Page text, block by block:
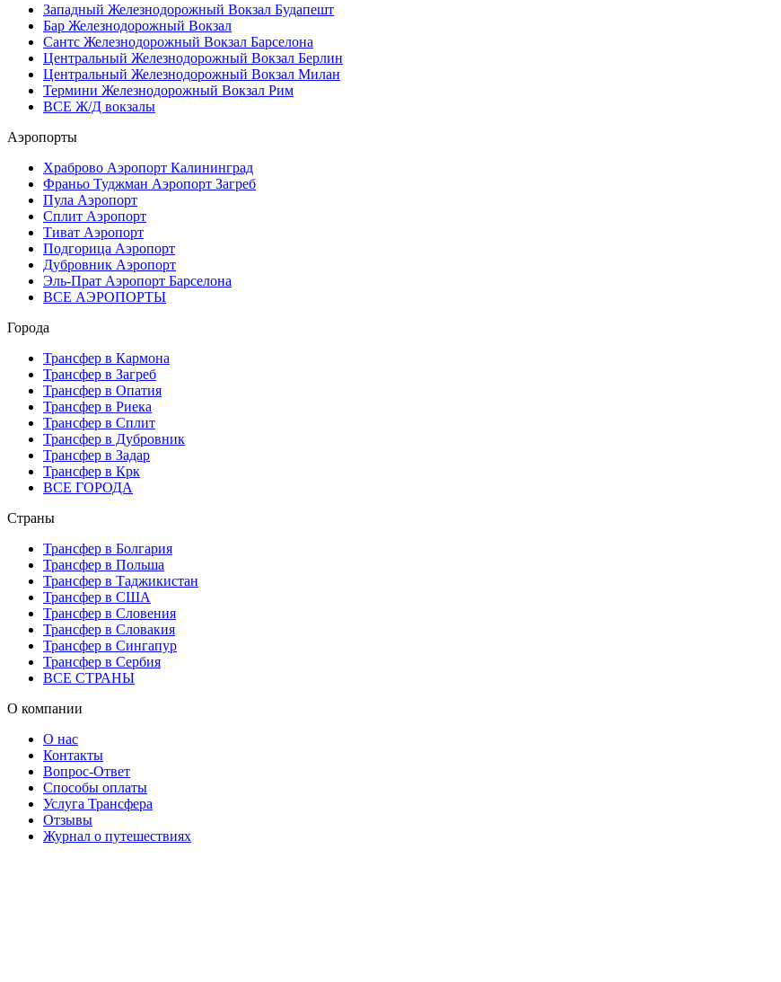
Западный Железнодорожный Вокзал Будапешт
Бар Железнодорожный Вокзал
Сантс Железнодорожный Вокзал Барселона
Центральный Железнодорожный Вокзал Берлин
Центральный Железнодорожный Вокзал Милан
Термини Железнодорожный Вокзал Рим
ВСЕ Ж/Д вокзалы
Аэропорты
Храброво Аэропорт Калининград
Франьо Туджман Аэропорт Загреб
Пула Аэропорт
Сплит Аэропорт
Тиват Аэропорт
Подгорица Аэропорт
Дубровник Аэропорт
Эль-Прат Аэропорт Барселона
ВСЕ АЭРОПОРТЫ
Города
Трансфер в Кармона
Трансфер в Загреб
Трансфер в Опатия
Трансфер в Риека
Трансфер в Сплит
Трансфер в Дубровник
Трансфер в Задар
Трансфер в Крк
ВСЕ ГОРОДА
Страны
Трансфер в Болгария
Трансфер в Польша
Трансфер в Таджикистан
Трансфер в США
Трансфер в Словения
Трансфер в Словакия
Трансфер в Сингапур
Трансфер в Сербия
ВСЕ СТРАНЫ
О компании
О нас
Контакты
Вопрос-Ответ
Способы оплаты
Услуга Трансфера
Отзывы
Журнал о путешествиях